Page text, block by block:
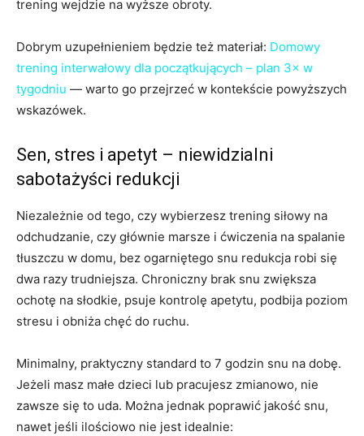
trening wejdzie na wyższe obroty.
Dobrym uzupełnieniem będzie też materiał: Domowy
trening interwałowy dla początkujących – plan 3× w
tygodniu — warto go przejrzeć w kontekście powyższych
wskazówek.
Sen, stres i apetyt – niewidzialni
sabotażyści redukcji
Niezależnie od tego, czy wybierzesz trening siłowy na
odchudzanie, czy głównie marsze i ćwiczenia na spalanie
tłuszczu w domu, bez ogarniętego snu redukcja robi się
dwa razy trudniejsza. Chroniczny brak snu zwiększa
ochotę na słodkie, psuje kontrolę apetytu, podbija poziom
stresu i obniża chęć do ruchu.
Minimalny, praktyczny standard to 7 godzin snu na dobę.
Jeżeli masz małe dzieci lub pracujesz zmianowo, nie
zawsze się to uda. Można jednak poprawić jakość snu,
nawet jeśli ilościowo nie jest idealnie: